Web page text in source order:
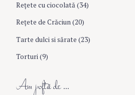
Reţete cu ciocolată(34)
Reţete de Crăciun(20)
Tarte dulci si sărate (23)
Torturi(9)
Am poftă de …